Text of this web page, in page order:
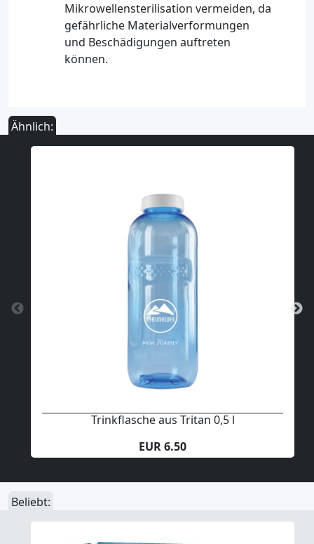
Mikrowellensterilisation vermeiden, da
gefährliche Materialverformungen
und Beschädigungen auftreten
können.
Ähnlich:
Trinkflasche aus Tritan 0,5 l
EUR 6.50
Beliebt: